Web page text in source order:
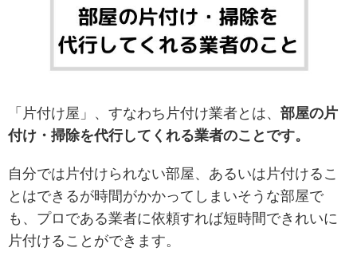
「片付け屋」、すなわち片付け業者とは、 部屋の片
付け・掃除を代行してくれる業者のことです。
自分では片付けられない部屋、あるいは片付けるこ
とはできるが時間がかかってしまいそうな部屋で
も、プロである業者に依頼すれば短時間できれいに
片付けることができます。